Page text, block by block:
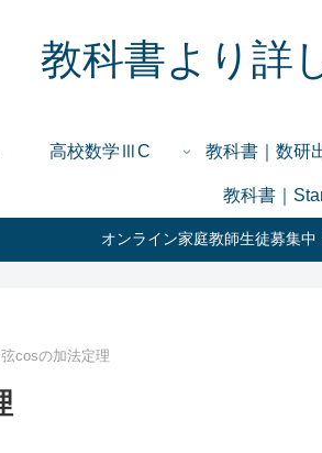
教科書より詳
高校数学ⅢC 教科書｜数研
教科書｜
オンライン家庭教師生徒募集中
cosの加法定理